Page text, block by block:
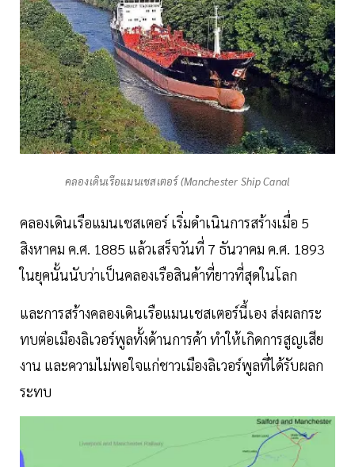
คลองเดินเรือแมนเชสเตอร์ (Manchester Ship Canal
คลองเดินเรือแมนเชสเตอร์ เริ่มดำเนินการสร้างเมื่อ 5
สิงหาคม ค.ศ. 1885 แล้วเสร็จวันที่ 7 ธันวาคม ค.ศ. 1893
ในยุคนั้นนับว่าเป็นคลองเรือสินค้าที่ยาวที่สุดในโลก
และการสร้างคลองเดินเรือแมนเชสเตอร์นี้เอง ส่งผลกระ
ทบต่อเมืองลิเวอร์พูลทั้งด้านการค้า ทำให้เกิดการสูญเสีย
งาน และความไม่พอใจแก่ชาวเมืองลิเวอร์พูลที่ได้รับผลก
ระทบ